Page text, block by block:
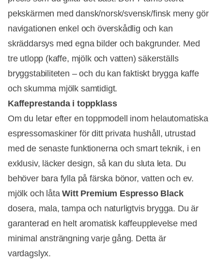
pekskärmen med dansk/norsk/svensk/finsk meny gör
navigationen enkel och överskådlig och kan
skräddarsys med egna bilder och bakgrunder. Med
tre utlopp (kaffe, mjölk och vatten) säkerställs
bryggstabiliteten – och du kan faktiskt brygga kaffe
och skumma mjölk samtidigt.
Kaffeprestanda i toppklass
Om du letar efter en toppmodell inom helautomatiska
espressomaskiner för ditt privata hushåll, utrustad
med de senaste funktionerna och smart teknik, i en
exklusiv, läcker design, så kan du sluta leta. Du
behöver bara fylla på färska bönor, vatten och ev.
mjölk och låtaWitt Premium Espresso Black
dosera, mala, tampa och naturligtvis brygga. Du är
garanterad en helt aromatisk kaffeupplevelse med
minimal ansträngning varje gång. Detta är
vardagslyx.